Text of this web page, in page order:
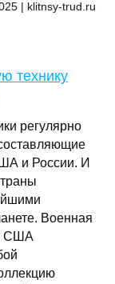
| klitnsy-trud.ru
технику
регулярно
и России. И
Военная
США